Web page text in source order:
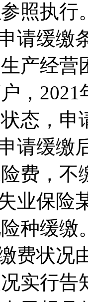
照执行
请缓缴
产经
，
态，申
请缓
费，不
业保险
种缓缴
费状
实行告